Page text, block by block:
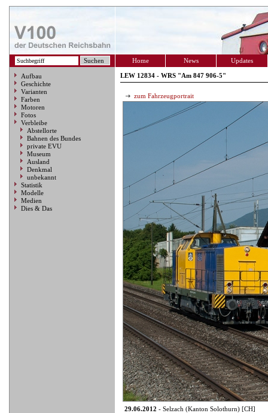
Home News Updates
Aufbau
Geschichte
Varianten
Farben
Motoren
Fotos
Verbleibe
Abstellorte
Bahnen des Bundes
private EVU
Museum
Ausland
Denkmal
unbekannt
Statistik
Modelle
Medien
Dies & Das
LEW 12834 - WRS "Am 847 906-5"
zum Fahrzeugportrait
29.06.2012 - Selzach (Kanton Solothurn) [CH]